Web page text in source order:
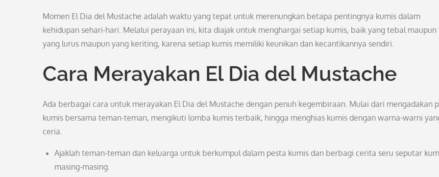
Momen El Dia del Mustache adalah waktu yang tepat untuk merenungkan betapa pentingnya kumis dalam
kehidupan sehari-hari. Melalui perayaan ini, kita diajak untuk menghargai setiap kumis, baik yang tebal maupun
yang lurus maupun yang keriting, karena setiap kumis memiliki keunikan dan kecantikannya sendiri.
Cara Merayakan El Dia del Mustache
Ada berbagai cara untuk merayakan El Dia del Mustache dengan penuh kegembiraan. Mulai dari mengadakan
kumis bersama teman-teman, mengikuti lomba kumis terbaik, hingga menghias kumis dengan warna-warni
ceria.
Ajaklah teman-teman dan keluarga untuk berkumpul dalam pesta kumis dan berbagi cerita seru seputar
masing-masing.